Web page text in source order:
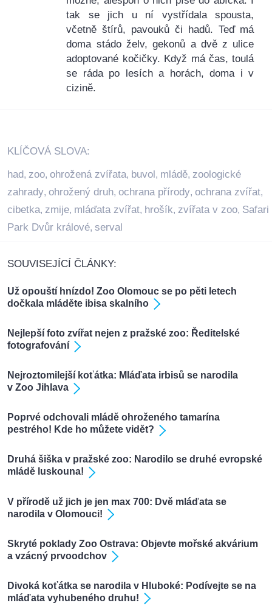
tak se jich u ní vystřídala spousta,
včetně štírů, pavouků či hadů. Teď má
doma stádo želv, gekonů a dvě z ulice
adoptované kočičky. Když má čas, toulá
se ráda po lesích a horách, doma i v
cizině.
KLÍČOVÁ SLOVA:
had, zoo, ohrožená zvířata, buvol, mládě, zoologické
zahrady, ohrožený druh, ochrana přírody, ochrana zvířat,
cibetka, zmije, mláďata zvířat, hrošík, zvířata v zoo, Safari
Park Dvůr králové, serval
SOUVISEJÍCÍ ČLÁNKY:
Už opouští hnízdo! Zoo Olomouc se po pěti letech
dočkala mláděte ibisa skalního
Nejlepší foto zvířat nejen z pražské zoo: Ředitelské
fotografování
Nejroztomilejší koťátka: Mláďata irbisů se narodila
v Zoo Jihlava
Poprvé odchovali mládě ohroženého tamarína
pestrého! Kde ho můžete vidět?
Druhá šiška v pražské zoo: Narodilo se druhé evropské
mládě luskouna!
V přírodě už jich je jen max 700: Dvě mláďata se
narodila v Olomouci!
Skryté poklady Zoo Ostrava: Objevte mořské akvárium
a vzácný prvoodchov
Divoká koťátka se narodila v Hluboké: Podívejte se na
mláďata vyhubeného druhu!